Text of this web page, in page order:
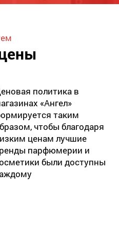
политика в
«Ангел»
таким
чтобы благодаря
ценам лучшие
парфюмерии и
были доступны